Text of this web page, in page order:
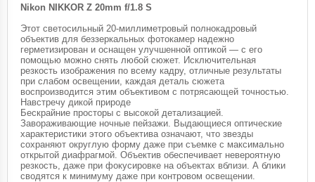
Nikon NIKKOR Z 20mm f/1.8 S
Этот светосильный 20-миллиметровый полнокадровый
объектив для беззеркальных фотокамер надежно
герметизирован и оснащен улучшенной оптикой — с его
помощью можно снять любой сюжет. Исключительная
резкость изображения по всему кадру, отличные результаты
при слабом освещении, каждая деталь сюжета
воспроизводится этим объективом с потрясающей точностью.
Навстречу дикой природе
Бескрайние просторы с высокой детализацией.
Завораживающие ночные пейзажи. Выдающиеся оптические
характеристики этого объектива означают, что звезды
сохраняют округлую форму даже при съемке с максимально
открытой диафрагмой. Объектив обеспечивает невероятную
резкость, даже при фокусировке на объектах вблизи. А блики
сводятся к минимуму даже при контровом освещении.